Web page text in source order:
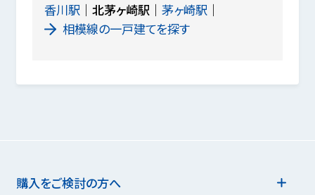
香川駅
北茅ヶ崎駅
茅ヶ崎駅
相模線の一戸建てを探す
購入をご検討の方へ